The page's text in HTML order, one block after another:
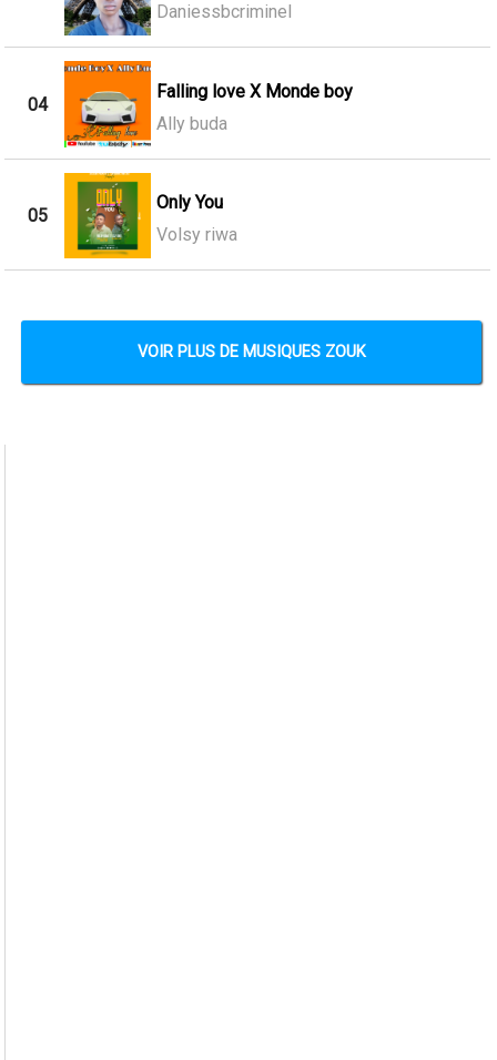
Daniessbcriminel
04
Falling love X Monde boy
Ally buda
05
Only You
Volsy riwa
VOIR PLUS DE MUSIQUES ZOUK